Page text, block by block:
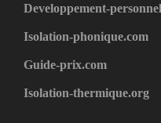
Developpement-
Isolation-phonique.com
Guide-prix.com
Isolation-thermique.org